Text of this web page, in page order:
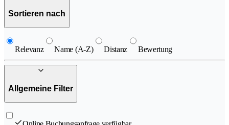
Sortieren nach
Relevanz Name (A-Z) Distanz Bewertung
Allgemeine Filter